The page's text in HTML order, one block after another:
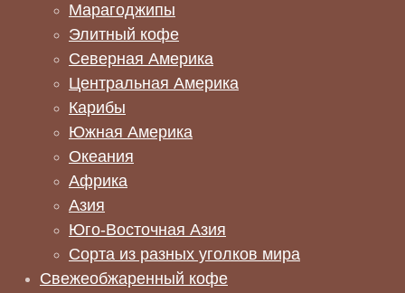
Марагоджипы
Элитный кофе
Северная Америка
Центральная Америка
Карибы
Южная Америка
Океания
Африка
Азия
Юго-Восточная Азия
Сорта из разных уголков мира
Свежеобжаренный кофе